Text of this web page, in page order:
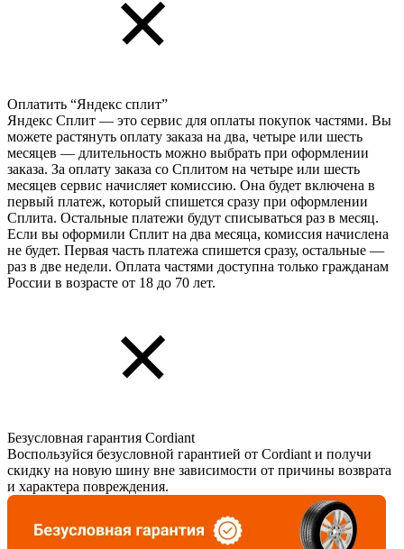
Оплатить “Яндекс сплит”
Яндекс Cплит — это сервис для оплаты покупок частями. Вы
можете растянуть оплату заказа на два, четыре или шесть
месяцев — длительность можно выбрать при оформлении
заказа. За оплату заказа со Сплитом на четыре или шесть
месяцев сервис начисляет комиссию. Она будет включена в
первый платеж, который спишется сразу при оформлении
Сплита. Остальные платежи будут списываться раз в месяц.
Если вы оформили Сплит на два месяца, комиссия начислена
не будет. Первая часть платежа спишется сразу, остальные —
раз в две недели. Оплата частями доступна только гражданам
России в возрасте от 18 до 70 лет.
Безусловная гарантия Cordiant
Воспользуйся безусловной гарантией от Cordiant и получи
скидку на новую шину вне зависимости от причины возврата
и характера повреждения.